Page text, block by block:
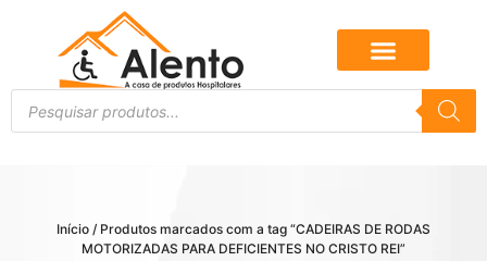
Início / Produtos marcados com a tag “CADEIRAS DE RODAS
MOTORIZADAS PARA DEFICIENTES NO CRISTO REI”